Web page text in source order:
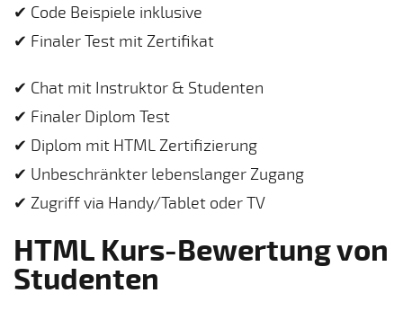
✔ Code Beispiele inklusive
✔ Finaler Test mit Zertifikat
✔ Chat mit Instruktor & Studenten
✔ Finaler Diplom Test
✔ Diplom mit HTML Zertifizierung
✔ Unbeschränkter lebenslanger Zugang
✔ Zugriff via Handy/Tablet oder TV
HTML Kurs-Bewertung von
Studenten